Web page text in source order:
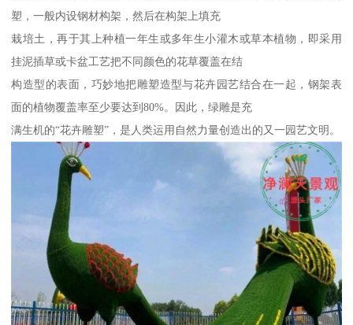
塑，一般内设钢材构架，然后在构架上填充
栽培土，再于其上种植一年生或多年生小灌木或草本植物，即采用
挂泥插草或卡盆工艺把不同颜色的花草覆盖在结
构造型的表面，巧妙地把雕塑造型与花卉园艺结合在一起，钢架表
面的植物覆盖率至少要达到80%。因此，绿雕是充
满生机的“花卉雕塑”，是人类运用自然力量创造出的又一园艺文明。